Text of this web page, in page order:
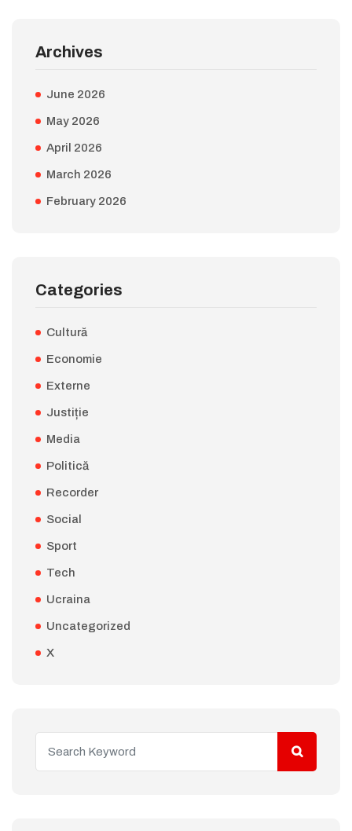
Archives
June 2026
May 2026
April 2026
March 2026
February 2026
Categories
Cultură
Economie
Externe
Justiție
Media
Politică
Recorder
Social
Sport
Tech
Ucraina
Uncategorized
X